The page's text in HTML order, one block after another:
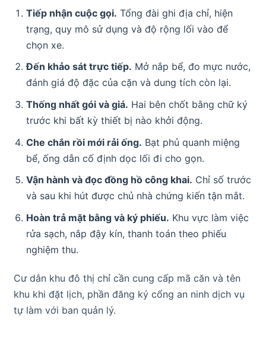
Tiếp nhận cuộc gọi. Tổng đài ghi địa chỉ, hiện
trạng, quy mô sử dụng và độ rộng lối vào để
chọn xe.
Đến khảo sát trực tiếp. Mở nắp bể, đo mực nước,
đánh giá độ đặc của cặn và dung tích còn lại.
Thống nhất gói và giá. Hai bên chốt bằng chữ ký
trước khi bất kỳ thiết bị nào khởi động.
Che chắn rồi mới rải ống. Bạt phủ quanh miệng
bể, ống dẫn cố định dọc lối đi cho gọn.
Vận hành và đọc đồng hồ công khai. Chỉ số trước
và sau khi hút được chủ nhà chứng kiến tận mắt.
Hoàn trả mặt bằng và ký phiếu. Khu vực làm việc
rửa sạch, nắp đậy kín, thanh toán theo phiếu
nghiệm thu.
Cư dân khu đô thị chỉ cần cung cấp mã căn và tên
khu khi đặt lịch, phần đăng ký cổng an ninh dịch vụ
tự làm với ban quản lý.